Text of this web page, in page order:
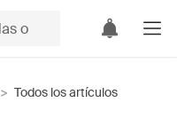
> Todos los artículos